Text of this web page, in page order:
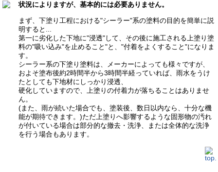
状況によりますが、基本的には必要ありません。
まず、下塗り工程における"シーラー"系の塗料の目的を簡単に説
明すると...
第一に劣化した下地に"浸透"して、その後に施工される上塗り塗
料の"吸い込み"を止めること"と、"付着をよくすること"になりま
す。
シーラー系の下塗り塗料は、メーカーによっても様々ですが、
およそ塗布後約2時間半から3時間半経っていれば、雨水をうけ
たとしても下地材にしっかり浸透、
硬化していますので、上塗りの付着力が落ちることはありませ
ん。
(また、雨が続いた場合でも、塗装後、数日以内なら、十分な機
能が期待できます。)ただ上塗りへ影響するような固形物の汚れ
が付いている場合は部分的な撤去・洗浄、または全体的な洗浄
を行う場合もあります。